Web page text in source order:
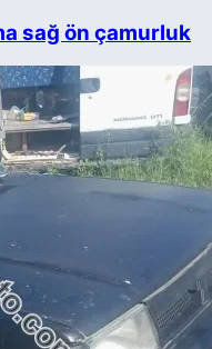
sağ ön çamurluk